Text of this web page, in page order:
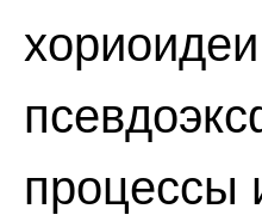
процессы